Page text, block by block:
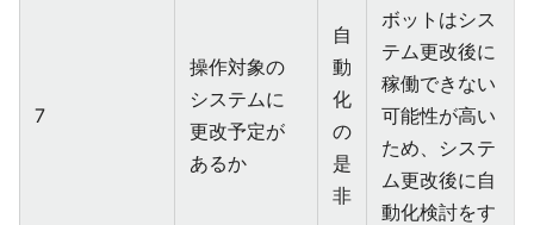
7
操作対象の
システムに
更改予定が
あるか
自
動
化
の
是
非
ボットはシス
テム更改後に
稼働できない
可能性が高い
ため、システ
ム更改後に自
動化検討をす